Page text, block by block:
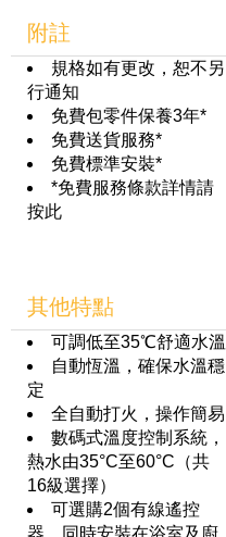
附註
規格如有更改，恕不另
行通知
免費包零件保養3年*
免費送貨服務*
免費標準安裝*
*免費服務條款詳情請
按此
其他特點
可調低至35℃舒適水溫
自動恆溫，確保水溫穩
定
全自動打火，操作簡易
數碼式溫度控制系統，
熱水由35°C至60°C（共
16級選擇）
可選購2個有線遙控
器，同時安裝在浴室及廚